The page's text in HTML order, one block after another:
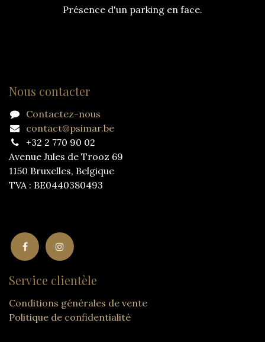
Présence d'un parking en face.
Nous contacter
Contactez-nous
contact@psimar.be
+32 2 770 90 02
Avenue Jules de Trooz 69
1150 Bruxelles, Belgique
TVA : BE0440380493
Service clientèle
Conditions générales de vente
Politique de confidentialité